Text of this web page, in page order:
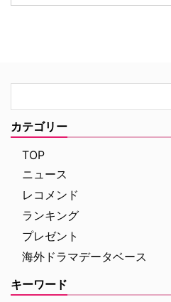
のうち、ドラマ化された全41話
の原作の発表・収録と大きく順番
が異なる本作。そうしたシャッフ
ルに加えて、あらすじや見どこ
ろ、キャストの経歴（その後 …
カテゴリー
TOP
ニュース
レコメンド
ランキング
プレゼント
海外ドラマデータベース
キーワード